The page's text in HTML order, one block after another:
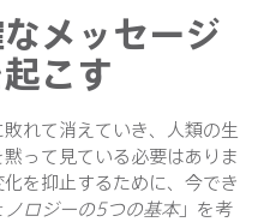
メッセージ
こす
れて消えていき、人類の生
って見ている必要はありま
を抑止するために、今でき
ノロジーの5つの基本」を考